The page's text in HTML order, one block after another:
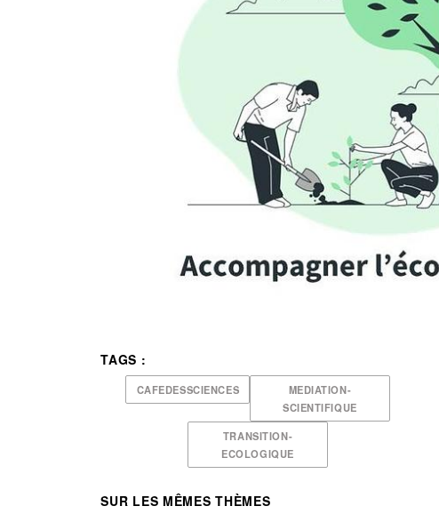
TAGS :
CAFEDESSCIENCES
MEDIATION-
SCIENTIFIQUE
TRANSITION-
ECOLOGIQUE
SUR LES MÊMES THÈMES